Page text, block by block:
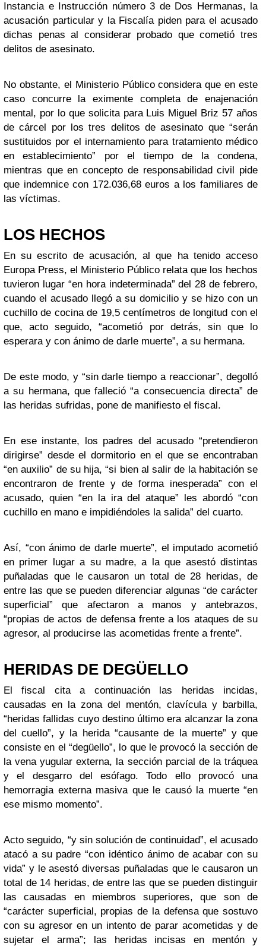
Instancia e Instrucción número 3 de Dos Hermanas, la
acusación particular y la Fiscalía piden para el acusado
dichas penas al considerar probado que cometió tres
delitos de asesinato.
No obstante, el Ministerio Público considera que en este
caso concurre la eximente completa de enajenación
mental, por lo que solicita para Luis Miguel Briz 57 años
de cárcel por los tres delitos de asesinato que “serán
sustituidos por el internamiento para tratamiento médico
en establecimiento” por el tiempo de la condena,
mientras que en concepto de responsabilidad civil pide
que indemnice con 172.036,68 euros a los familiares de
las víctimas.
LOS HECHOS
En su escrito de acusación, al que ha tenido acceso
Europa Press, el Ministerio Público relata que los hechos
tuvieron lugar “en hora indeterminada” del 28 de febrero,
cuando el acusado llegó a su domicilio y se hizo con un
cuchillo de cocina de 19,5 centímetros de longitud con el
que, acto seguido, “acometió por detrás, sin que lo
esperara y con ánimo de darle muerte”, a su hermana.
De este modo, y “sin darle tiempo a reaccionar”, degolló
a su hermana, que falleció “a consecuencia directa” de
las heridas sufridas, pone de manifiesto el fiscal.
En ese instante, los padres del acusado “pretendieron
dirigirse” desde el dormitorio en el que se encontraban
“en auxilio” de su hija, “si bien al salir de la habitación se
encontraron de frente y de forma inesperada” con el
acusado, quien “en la ira del ataque” les abordó “con
cuchillo en mano e impidiéndoles la salida” del cuarto.
Así, “con ánimo de darle muerte”, el imputado acometió
en primer lugar a su madre, a la que asestó distintas
puñaladas que le causaron un total de 28 heridas, de
entre las que se pueden diferenciar algunas “de carácter
superficial” que afectaron a manos y antebrazos,
“propias de actos de defensa frente a los ataques de su
agresor, al producirse las acometidas frente a frente”.
HERIDAS DE DEGÜELLO
El fiscal cita a continuación las heridas incidas,
causadas en la zona del mentón, clavícula y barbilla,
“heridas fallidas cuyo destino último era alcanzar la zona
del cuello”, y la herida “causante de la muerte” y que
consiste en el “degüello”, lo que le provocó la sección de
la vena yugular externa, la sección parcial de la tráquea
y el desgarro del esófago. Todo ello provocó una
hemorragia externa masiva que le causó la muerte “en
ese mismo momento”.
Acto seguido, “y sin solución de continuidad”, el acusado
atacó a su padre “con idéntico ánimo de acabar con su
vida” y le asestó diversas puñaladas que le causaron un
total de 14 heridas, de entre las que se pueden distinguir
las causadas en miembros superiores, que son de
“carácter superficial, propias de la defensa que sostuvo
con su agresor en un intento de parar acometidas y de
sujetar el arma”; las heridas incisas en mentón y